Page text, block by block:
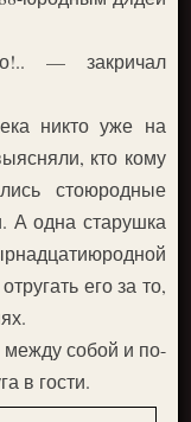
— закричал
никто уже на
кто кому
стоюродные
А одна старушка
его за то,
собой и по-
в гости.